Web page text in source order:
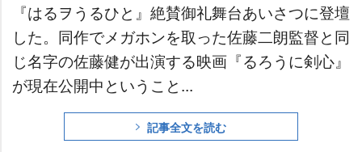
『はるヲうるひと』絶賛御礼舞台あいさつに登壇
した。同作でメガホンを取った佐藤二朗監督と同
じ名字の佐藤健が出演する映画『るろうに剣心』
が現在公開中ということ...
記事全文を読む